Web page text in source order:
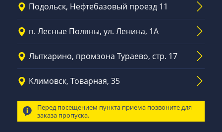
Подольск, Нефтебазовый проезд 11
п. Лесные Поляны, ул. Ленина, 1А
Лыткарино, промзона Тураево, стр. 17
Климовск, Товарная, 35
Перед посещением пункта приема позвоните для
заказа пропуска.